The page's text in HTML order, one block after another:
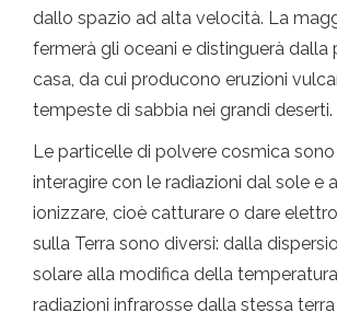
dallo spazio ad alta velocità. La
fermerà gli oceani e distinguerà dalla
casa, da cui producono eruzioni
tempeste di sabbia nei grandi deserti.
Le particelle di polvere cosmica
interagire con le radiazioni dal sole e
ionizzare, cioè catturare o dare
sulla Terra sono diversi: dalla
solare alla modifica della
radiazioni infrarosse dalla stessa terra